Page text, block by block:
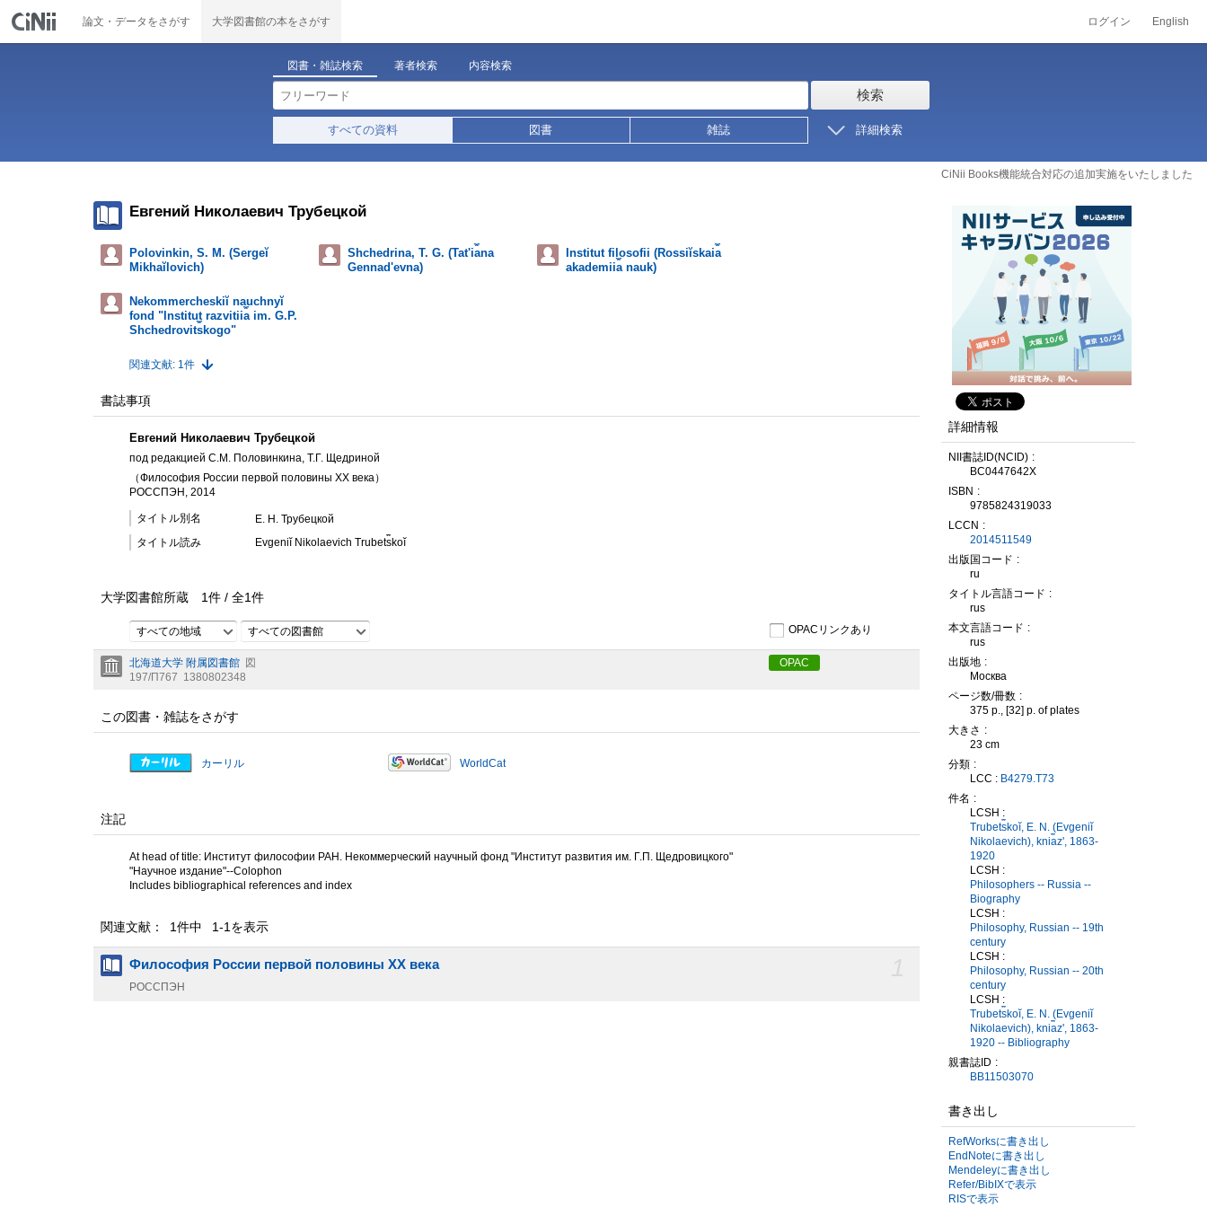
論文・データをさがす 大学図書館の本をさがす ログイン English
図書・雑誌検索 著者検索 内容検索
検索
すべての資料 図書 雑誌 詳細検索
CiNii Books機能統合対応の追加実施をいたしました
Евгений Николаевич Трубецкой
Polovinkin, S. M. (Sergeĭ
Mikhaĭlovich)
Shchedrina, T. G. (Tatʹi︠a︡na
Gennadʹevna)
Institut filosofii (Rossiĭskai︠a︡
akademii︠a︡ nauk)
Nekommercheskiĭ nauchnyĭ
fond "Institut razvitii︠a︡ im. G.P.
Shchedrovit︠s︡kogo"
関連文献: 1件
書誌事項
Евгений Николаевич Трубецкой
под редакцией С.М. Половинкина, Т.Г. Щедриной
（Философия России первой половины XX века）
РОССПЭН, 2014
タイトル別名
Е. Н. Трубецкой
タイトル読み
Evgeniĭ Nikolaevich Trubet︠s︡koĭ
大学図書館所蔵 1件 / 全1件
すべての地域 すべての図書館 OPACリンクあり
北海道大学 附属図書館 図
197/П767 1380802348
OPAC
この図書・雑誌をさがす
カーリル WorldCat
注記
At head of title: Институт философии РАН. Некоммерческий научный фонд "Институт развития им. Г.П. Щедровицкого"
"Научное издание"--Colophon
Includes bibliographical references and index
関連文献： 1件中 1-1を表示
Философия России первой половины XX века
РОССПЭН
詳細情報
NII書誌ID(NCID)
BC0447642X
ISBN
9785824319033
LCCN
2014511549
出版国コード
ru
タイトル言語コード
rus
本文言語コード
rus
出版地
Москва
ページ数/冊数
375 p., [32] p. of plates
大きさ
23 cm
分類
LCC : B4279.T73
件名
LCSH :
Trubet︠s︡koĭ, E. N. (Evgeniĭ
Nikolaevich), kni︠a︡zʹ, 1863-
1920
LCSH :
Philosophers -- Russia --
Biography
LCSH :
Philosophy, Russian -- 19th
century
LCSH :
Philosophy, Russian -- 20th
century
LCSH :
Trubet︠s︡koĭ, E. N. (Evgeniĭ
Nikolaevich), kni︠a︡zʹ, 1863-
1920 -- Bibliography
親書誌ID
BB11503070
書き出し
RefWorksに書き出し
EndNoteに書き出し
Mendeleyに書き出し
Refer/BibIXで表示
RISで表示